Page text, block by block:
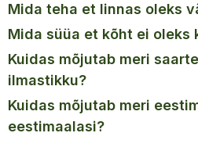
mida teha et linnas oleks
mida süüa et kõht ei oleks
kuidas mõjutab meri saarte ja ranniku
ilmastikku?
kuidas mõjutab meri eestimaad ja
eestimaalasi?